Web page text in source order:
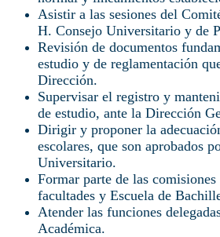
Asistir a las sesiones del
H. Consejo Universitario y de
Revisión de documentos
estudio y de reglamentación
Dirección.
Supervisar el registro y
de estudio, ante la Dirección
Dirigir y proponer la
escolares, que son aprobados
Universitario.
Formar parte de las comisiones
facultades y Escuela de
Atender las funciones
Académica.